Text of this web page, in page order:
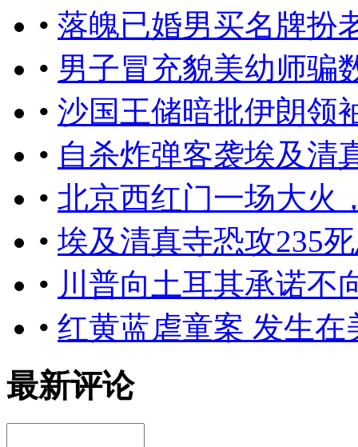
• 落魄已婚男买名牌扮
• 男子冒充貌美幼师骗
• 沙国王储暗批伊朗领
• 自杀炸弹客袭埃及清
• 北京西红门一场大火
• 埃及清真寺恐攻235
• 川普向土耳其承诺不
• 红黄蓝虐童案 发生在
最新评论